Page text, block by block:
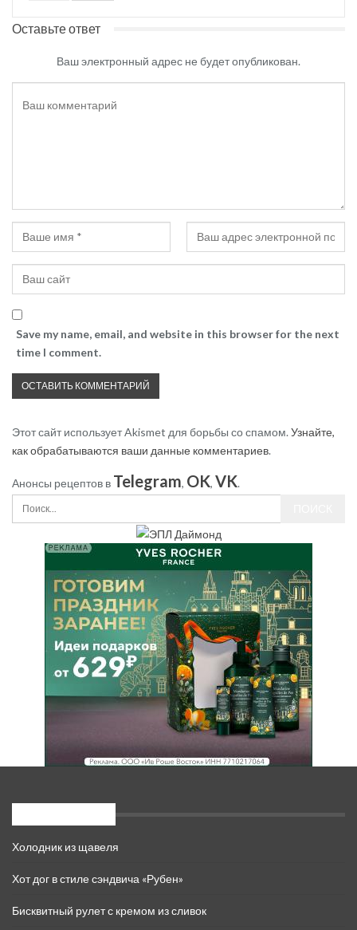
Оставьте ответ
Ваш электронный адрес не будет опубликован.
Save my name, email, and website in this browser for the next
time I comment.
Этот сайт использует Akismet для борьбы со спамом. Узнайте,
как обрабатываются ваши данные комментариев.
Анонсы рецептов в Telegram, OK, VK.
Холодник из щавеля
Хот дог в стиле сэндвича «Рубен»
Бисквитный рулет с кремом из сливок